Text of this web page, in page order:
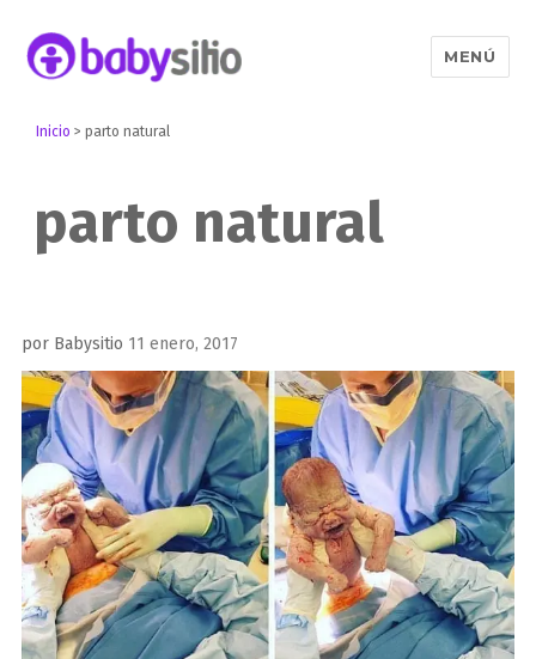
MENÚ
Inicio >parto natural
parto natural
por Babysitio Publicado
el
11 enero, 2017